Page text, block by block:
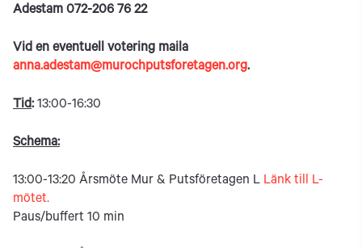
Adestam 072-206 76 22
Vid en eventuell votering maila
anna.adestam@murochputsforetagen.org.
Tid:13:00-16:30
Schema:
13:00-13:20 Årsmöte Mur & Putsföretagen L Länk till L-
mötet.
Paus/buffert 10 min